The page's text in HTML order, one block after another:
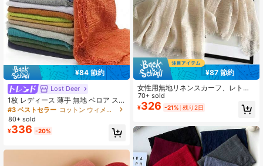
4.92 5.1K フォロワー
4.92 5.1K フォロワー
4.92 5.1K フォロワー
¥84 節約
Lost Deer
1枚 レディース 薄手 無地 ベロア ス
カーフ、通気性抜群&暖かい ヘッド
ラップ、ショール、ドレス用 春夏
#3 ベストセラー
コットン ウィメンズスカーフ&スカーフアクセサリー
80+ sold
¥336 -20%
¥87 節約
女性用無地リネンスカーフ、レトロ
無地ミディアム~ロング丈スカーフ、
装飾用ロングショールとしても使用
可能
70+ sold
¥326 -21% 残り2日